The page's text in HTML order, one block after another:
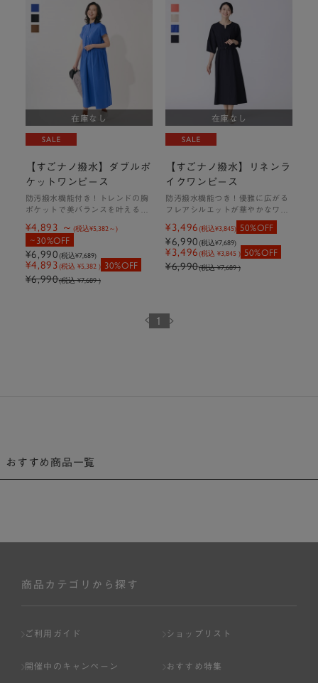
美脚＆ストレッチ性抜群で毎日着たくなるKEYUCAの定番パン
雨や汚れをはじくので子どもと公園で遊ぶ時にも◎
ウォッシャブル
ストレッチ
【すごナノ撥水】テーパードパン
￥4,990（税込￥5,489）
カラー：ブラック、ライトベージ
ュ、ミント、ネイビー
サイズ：S、M、L
在庫なし
【すごナノ撥水】ダブルポ
ケットワンピース
防汚撥水機能付き！トレンドの胸
ポケットで美バランスを叶えるワ
¥4,893 (税込¥5,382 )
30%OFF
¥6,990(税込¥7,689)
¥4,893(税込 ¥5,382 ) 30%OFF
¥6,990(税込 ¥7,689 )
在庫なし
【すごナノ撥水】リネンラ
イクワンピース
防汚撥水機能つき！優雅に広がる
フレアシルエットが華やかなワン
¥3,496(税込¥3,845) 50%OFF
¥6,990(税込¥7,689)
¥3,496(税込 ¥3,845 ) 50%OFF
¥6,990(税込 ¥7,689 )
1
おすすめ商品一覧
商品カテゴリから探す
ご利用ガイド ショップリスト
開催中のキャンペーン おすすめ特集